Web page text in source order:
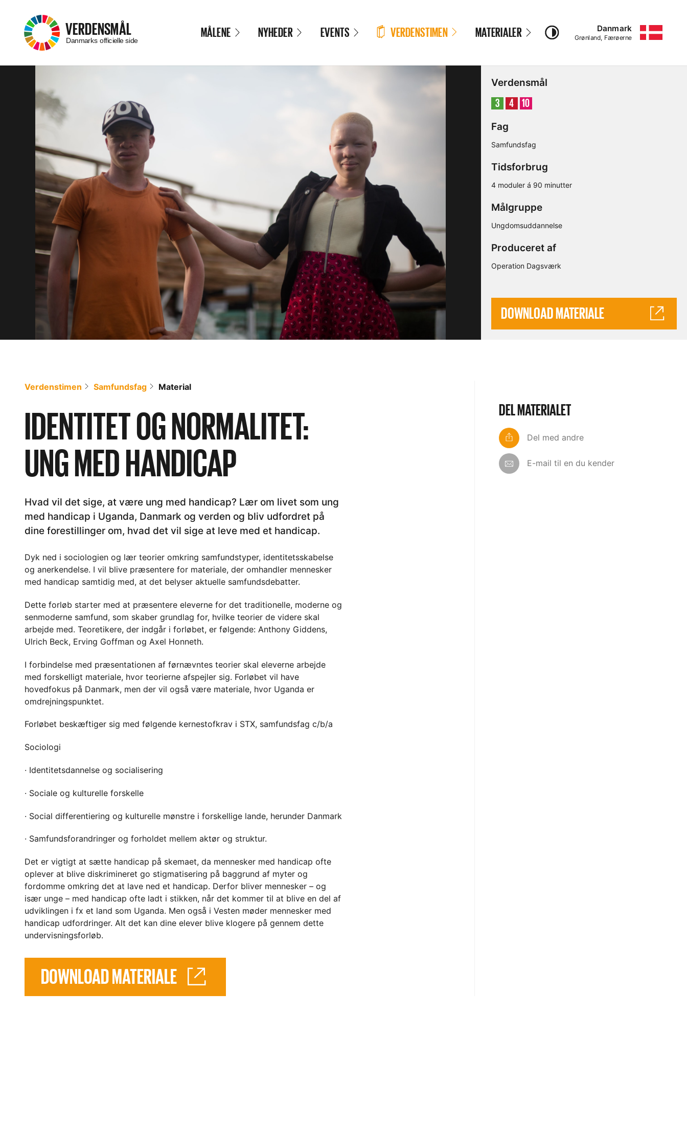
VERDENSMÅL
–
Danmarks officielle side
Menu
MÅLENE NYHEDER EVENTS VERDENSTIMEN MATERIALER Danmark
–
Grønland, Færøerne
DOWNLOAD MATERIALE
Verdensmål
Mål
3 Mål
4 Mål
10
Fag
Samfundsfag
Tidsforbrug
4 moduler á 90 minutter
Målgruppe
Ungdomsuddannelse
Produceret af
Operation Dagsværk
Verdenstimen Samfundsfag Material
IDENTITET OG NORMALITET:
UNG MED HANDICAP
Hvad vil det sige, at være ung med handicap? Lær om livet som ung
med handicap i Uganda, Danmark og verden og bliv udfordret på
dine forestillinger om, hvad det vil sige at leve med et handicap.
Dyk ned i sociologien og lær teorier omkring samfundstyper, identitetsskabelse
og anerkendelse. I vil blive præsentere for materiale, der omhandler mennesker
med handicap samtidig med, at det belyser aktuelle samfundsdebatter.
Dette forløb starter med at præsentere eleverne for det traditionelle, moderne og
senmoderne samfund, som skaber grundlag for, hvilke teorier de videre skal
arbejde med. Teoretikere, der indgår i forløbet, er følgende: Anthony Giddens,
Ulrich Beck, Erving Goffman og Axel Honneth.
I forbindelse med præsentationen af førnævntes teorier skal eleverne arbejde
med forskelligt materiale, hvor teorierne afspejler sig. Forløbet vil have
hovedfokus på Danmark, men der vil også være materiale, hvor Uganda er
omdrejningspunktet.
Forløbet beskæftiger sig med følgende kernestofkrav i STX, samfundsfag c/b/a
Sociologi
· Identitetsdannelse og socialisering
· Sociale og kulturelle forskelle
· Social differentiering og kulturelle mønstre i forskellige lande, herunder Danmark
· Samfundsforandringer og forholdet mellem aktør og struktur.
Det er vigtigt at sætte handicap på skemaet, da mennesker med handicap ofte
oplever at blive diskrimineret go stigmatisering på baggrund af myter og
fordomme omkring det at lave ned et handicap. Derfor bliver mennesker – og
især unge – med handicap ofte ladt i stikken, når det kommer til at blive en del af
udviklingen i fx et land som Uganda. Men også i Vesten møder mennesker med
handicap udfordringer. Alt det kan dine elever blive klogere på gennem dette
undervisningsforløb.
DOWNLOAD MATERIALE
DEL MATERIALET
Del med andre
E-mail til en du kender